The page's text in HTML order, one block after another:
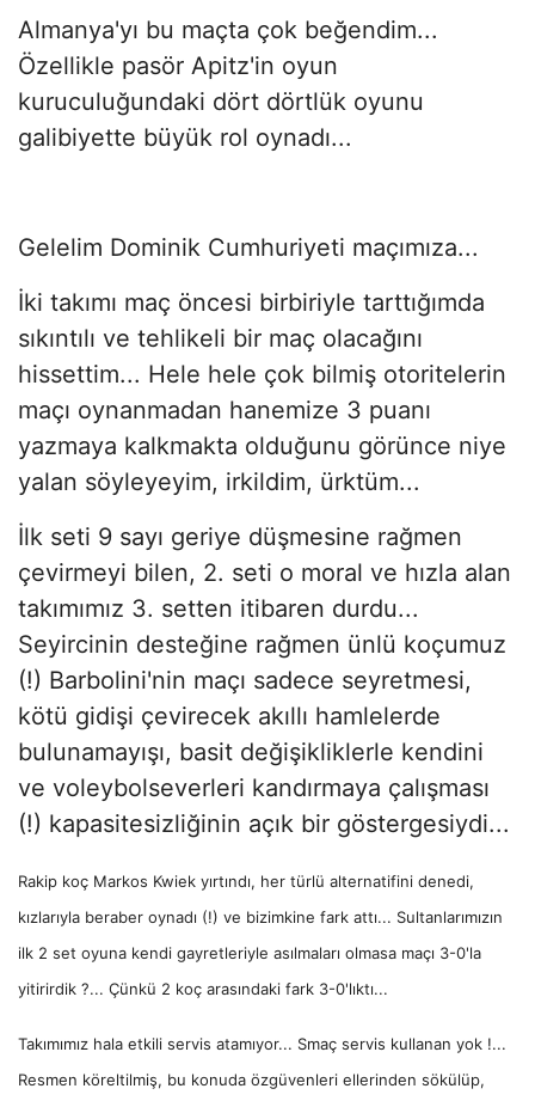
Almanya'yı bu maçta çok beğendim...
Özellikle pasör Apitz'in oyun
kuruculuğundaki dört dörtlük oyunu
galibiyette büyük rol oynadı...
Gelelim Dominik Cumhuriyeti maçımıza...
İki takımı maç öncesi birbiriyle tarttığımda
sıkıntılı ve tehlikeli bir maç olacağını
hissettim... Hele hele çok bilmiş otoritelerin
maçı oynanmadan hanemize 3 puanı
yazmaya kalkmakta olduğunu görünce niye
yalan söyleyeyim, irkildim, ürktüm...
İlk seti 9 sayı geriye düşmesine rağmen
çevirmeyi bilen, 2. seti o moral ve hızla alan
takımımız 3. setten itibaren durdu...
Seyircinin desteğine rağmen ünlü koçumuz
(!) Barbolini'nin maçı sadece seyretmesi,
kötü gidişi çevirecek akıllı hamlelerde
bulunamayışı, basit değişikliklerle kendini
ve voleybolseverleri kandırmaya çalışması
(!) kapasitesizliğinin açık bir göstergesiydi...
Rakip koç Markos Kwiek yırtındı, her türlü alternatifini denedi,
kızlarıyla beraber oynadı (!) ve bizimkine fark attı... Sultanlarımızın
ilk 2 set oyuna kendi gayretleriyle asılmaları olmasa maçı 3-0'la
yitirirdik ?... Çünkü 2 koç arasındaki fark 3-0'lıktı...
Takımımız hala etkili servis atamıyor... Smaç servis kullanan yok !...
Resmen köreltilmiş, bu konuda özgüvenleri ellerinden sökülüp,